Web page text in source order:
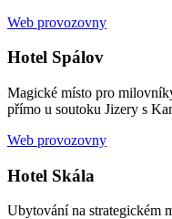
Web provozovny
Hotel Spálov
Magické místo pro
přímo u soutoku Jizery s
Web provozovny
Hotel Skála
Ubytování na strategickém